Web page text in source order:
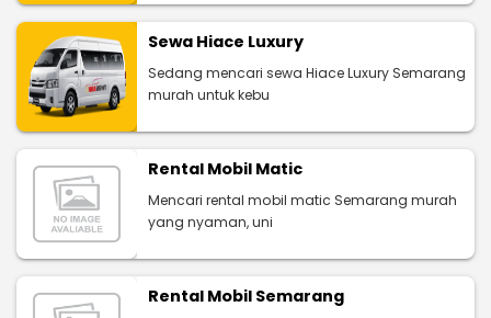
Sewa Hiace Luxury
Sedang mencari sewa Hiace Luxury Semarang
murah untuk kebu
Rental Mobil Matic
Mencari rental mobil matic Semarang murah
yang nyaman, uni
Rental Mobil Semarang